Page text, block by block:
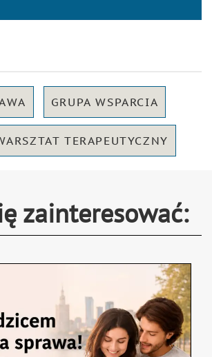
GRUPA WSPARCIA
TERAPEUTYCZNY
zainteresować: